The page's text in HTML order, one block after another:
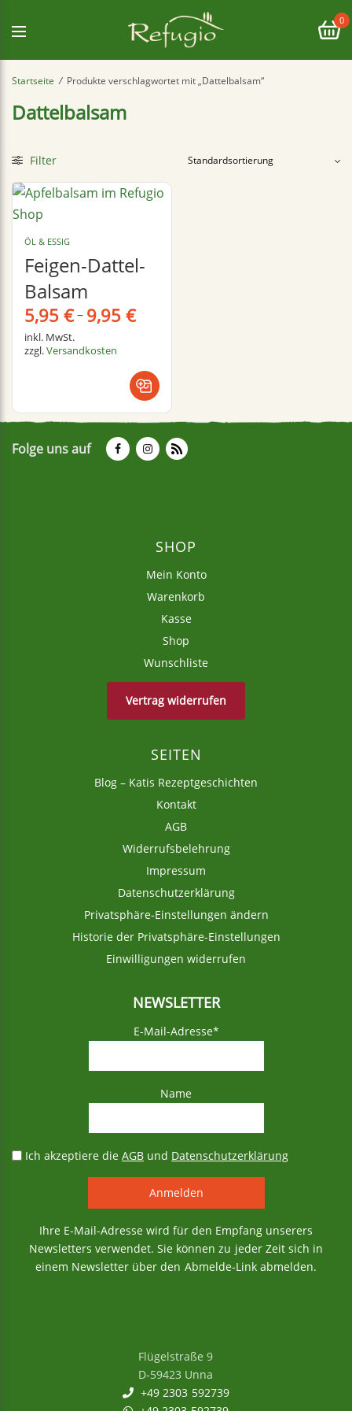
0
Startseite / Produkte verschlagwortet mit „Dattelbalsam“
Dattelbalsam
Filter
ÖL & ESSIG
Feigen-Dattel-
Balsam
5,95€– 9,95€
inkl. MwSt.
zzgl.Versandkosten
Folge uns auf
SHOP
Mein Konto
Warenkorb
Kasse
Shop
Wunschliste
Vertrag widerrufen
SEITEN
Blog – Katis Rezeptgeschichten
Kontakt
AGB
Widerrufsbelehrung
Impressum
Datenschutzerklärung
Privatsphäre-Einstellungen ändern
Historie der Privatsphäre-Einstellungen
Einwilligungen widerrufen
NEWSLETTER
E-Mail-Adresse*
Name
Ich akzeptiere dieAGB und Datenschutzerklärung
Ihre E-Mail-Adresse wird für den Empfang unserers
Newsletters verwendet. Sie können zu jeder Zeit sich in
einem Newsletter über den Abmelde-Link abmelden.
Flügelstraße 9
D-59423 Unna
+49 2303 592739